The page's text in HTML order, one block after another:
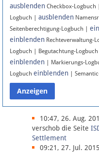
Facebook
Instagram
Anmelden
Datenschutz
Über Lobbypedia
Impressum
ausblenden Checkbox-Logbuch |
Logbuch | ausblenden
Seitenberechtigung-Logbuch |
einblenden Rechteverwaltung-
Logbuch | Begutachtung-Logbuch
einblenden | Markierungs-
Logbuch einblenden |
10:47, 26. Aug.
verschob die Seite
Settlement
09:21, 27. Jul. 2015